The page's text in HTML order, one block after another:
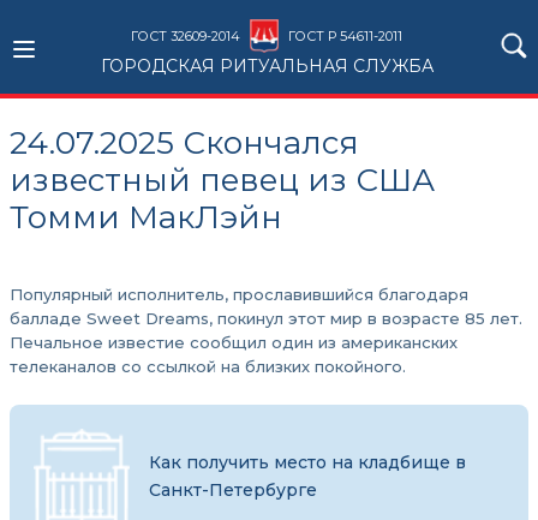
ГОСТ 32609-2014 ГОСТ Р 54611-2011
ГОРОДСКАЯ РИТУАЛЬНАЯ СЛУЖБА
24.07.2025 Скончался
известный певец из США
Томми МакЛэйн
Популярный исполнитель, прославившийся благодаря
балладе Sweet Dreams, покинул этот мир в возрасте 85 лет.
Печальное известие сообщил один из американских
телеканалов со ссылкой на близких покойного.
Как получить место на кладбище в
Санкт-Петербурге